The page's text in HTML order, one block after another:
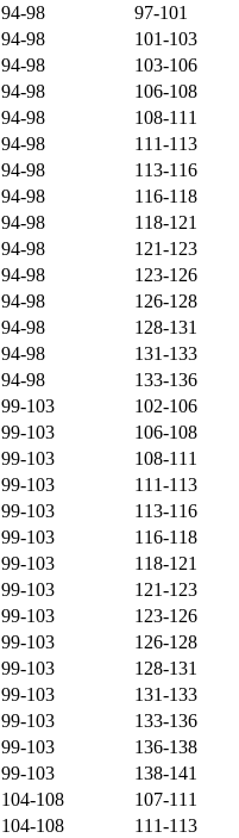
94-98
97-101
94-98
101-103
94-98
103-106
94-98
106-108
94-98
108-111
94-98
111-113
94-98
113-116
94-98
116-118
94-98
118-121
94-98
121-123
94-98
123-126
94-98
126-128
94-98
128-131
94-98
131-133
94-98
133-136
99-103
102-106
99-103
106-108
99-103
108-111
99-103
111-113
99-103
113-116
99-103
116-118
99-103
118-121
99-103
121-123
99-103
123-126
99-103
126-128
99-103
128-131
99-103
131-133
99-103
133-136
99-103
136-138
99-103
138-141
104-108
107-111
104-108
111-113